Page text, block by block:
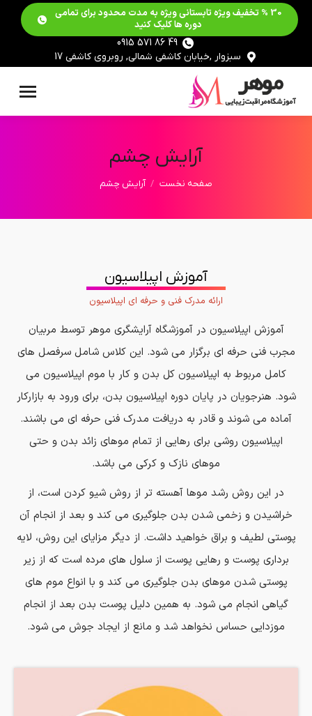
30 % تخفیف ویژه تابستانی ویژه به مدت محدود برای تمامی
دوره ها کلیک کنید
49 86 571 0915
سبزوار ,خیابان کاشفی شمالی, روبروی کاشفی 17
آرایش چشم
مکان شما:
صفحه نخست آرایش چشم
آموزش اپیلاسیون
ارائه مدرک فنی و حرفه ای اپیلاسیون
آموزش اپیلاسیون در آموزشگاه آرایشگری موهر توسط مربیان
مجرب فنی حرفه ای برگزار می شود. این کلاس شامل سرفصل های
کامل مربوط به اپیلاسیون کل بدن و کار با موم اپیلاسیون می
شود. هنرجویان در پایان دوره اپیلاسیون بدن، برای ورود به بازارکار
آماده می شوند و قادر به دریافت مدرک فنی حرفه ای می باشند.
اپیلاسیون روشی برای رهایی از تمام موهای زائد بدن و حتی
موهای نازک و کرکی می باشد.
در این روش رشد موها آهسته تر از روش شیو کردن است، از
خراشیدن و زخمی شدن بدن جلوگیری می کند و بعد از انجام آن
پوستی لطیف و براق خواهید داشت. از دیگر مزایای این روش، لایه
برداری پوست و رهایی پوست از سلول های مرده است که از زیر
پوستی شدن موهای بدن جلوگیری می کند و با انواع موم های
گیاهی انجام می شود. به همین دلیل پوست بدن بعد از انجام
موزدایی حساس نخواهد شد و مانع از ایجاد جوش می شود.